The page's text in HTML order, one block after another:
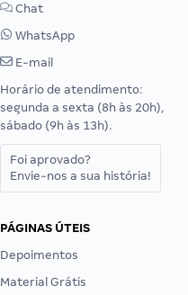
Chat
WhatsApp
E-mail
Horário de atendimento:
segunda a sexta (8h às 20h),
sábado (9h às 13h).
Foi aprovado?
Envie-nos a sua história!
PÁGINAS ÚTEIS
Depoimentos
Material Grátis